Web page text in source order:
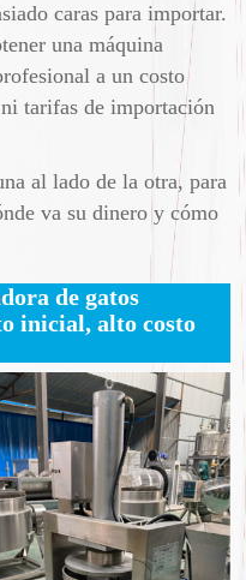
caras para importar.
una máquina
a un costo
tarifas de importación
al lado de la otra, para
va su dinero y cómo
de gatos
inicial, alto costo